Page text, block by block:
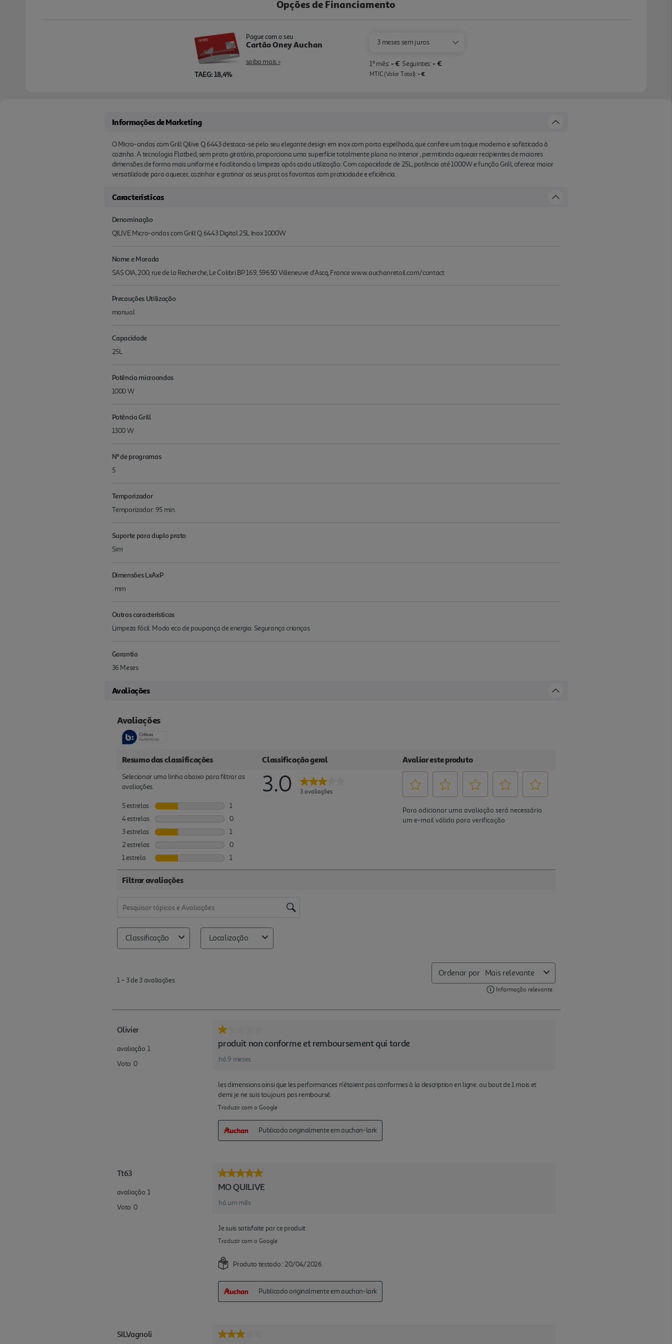
Opções de Financiamento
TAEG: 18,4%
Pague com o seu
Cartão Oney Auchan
saiba mais >
3 meses sem juros
1º mês: - € Seguintes: - €
MTIC (Valor Total):- €
Informações de Marketing
O Micro-ondas com Grill Qilive Q.6443 destaca-se pelo seu elegante design em inox com porta espelhada, que confere um toque moderno e sofisticado à
cozinha. A tecnologia Flatbed, sem prato giratório, proporciona uma superfície totalmente plana no interior , permitindo aquecer recipientes de maiores
dimensões de forma mais uniforme e facilitando a limpeza após cada utilização. Com capacidade de 25L, potência até 1000W e função Grill, oferece maior
versatilidade para aquecer, cozinhar e gratinar os seus prat os favoritos com praticidade e eficiência.
Características
Denominação
QILIVE Micro-ondas com Grill Q.6443 Digital 25L Inox 1000W
Nome e Morada
SAS OIA, 200, rue de la Recherche, Le Colibri BP 169, 59650 Villeneuve d'Ascq, France www.auchanretail.com/contact
Precauções Utilização
manual
Capacidade
25L
Potência microondas
1000 W
Potência Grill
1300 W
Nº de programas
5
Temporizador
Temporizador: 95 min.
Suporte para duplo prato
Sim
Dimensões LxAxP
. mm
Outras características
Limpeza fácil. Modo eco de poupança de energia. Segurança crianças.
Garantia
36 Meses
Avaliações